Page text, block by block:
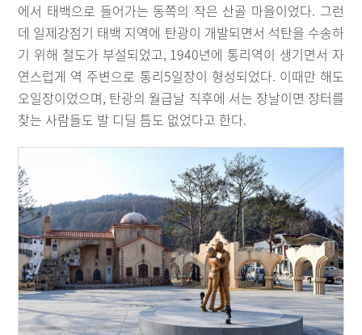
에서 태백으로 들어가는 동쪽의 작은 산골 마을이었다. 그런
데 일제강점기 태백 지역에 탄광이 개발되면서 석탄을 수송하
기 위해 철도가 부설되었고, 1940년에 통리역이 생기면서 자
연스럽게 역 주변으로 통리5일장이 형성되었다. 이때만 해도
오일장이었으며, 탄광의 월급날 직후에 서는 장날이면 장터를
찾는 사람들도 발 디딜 틈도 없었다고 한다.